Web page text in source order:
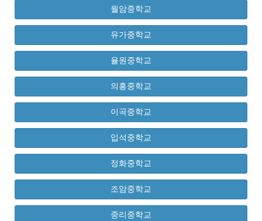
월암중학교
유가중학교
율원중학교
의흥중학교
이곡중학교
입석중학교
정화중학교
조암중학교
중리중학교